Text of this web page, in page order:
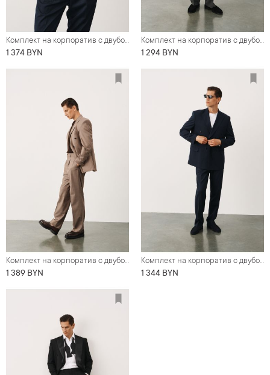
Комплект на корпоратив с двубортным костюмом с накладными карманами (костюм, рубашка, галстук, обувь)
1 374 BYN
Комплект на корпоратив с двубортным оверсайз костюмом графитового цвета (костюм, футболка, обувь)
1 294 BYN
Комплект на корпоратив с двубортным оверсайз костюмом серо-бежевого цвета (костюм, футболка, обувь)
1 389 BYN
Комплект на корпоратив с двубортным оверсайз костюмом синего цвета (костюм, футболка, обувь)
1 344 BYN